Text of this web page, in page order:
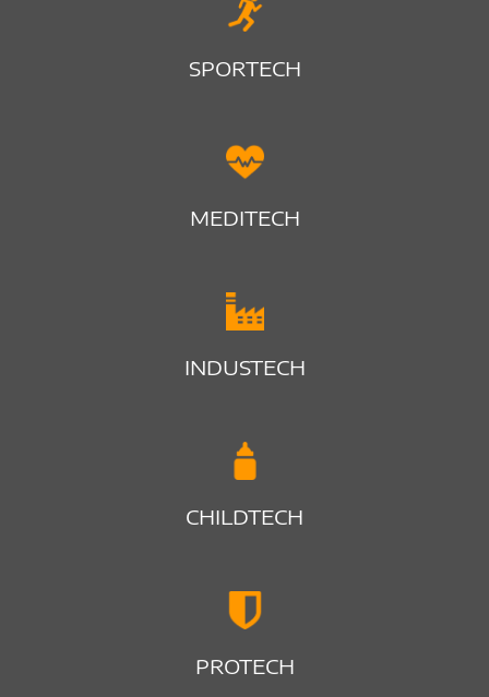
SPORTECH
MEDITECH
INDUSTECH
CHILDTECH
PROTECH